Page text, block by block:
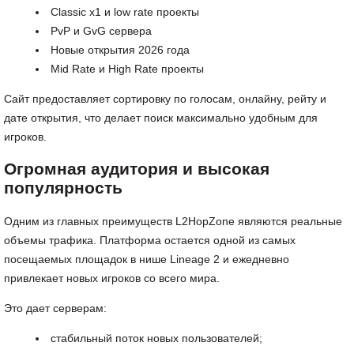
Classic x1 и low rate проекты
PvP и GvG сервера
Новые открытия 2026 года
Mid Rate и High Rate проекты
Сайт предоставляет сортировку по голосам, онлайну, рейту и
дате открытия, что делает поиск максимально удобным для
игроков.
Огромная аудитория и высокая
популярность
Одним из главных преимуществ L2HopZone являются реальные
объемы трафика. Платформа остается одной из самых
посещаемых площадок в нише Lineage 2 и ежедневно
привлекает новых игроков со всего мира.
Это дает серверам:
стабильный поток новых пользователей;